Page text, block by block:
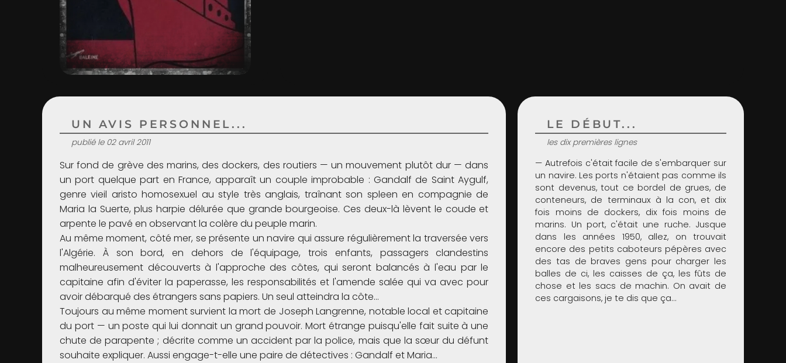
UN AVIS PERSONNEL...
publié le 02 avril 2011
Sur fond de grève des marins, des dockers, des routiers — un mouvement plutôt dur — dans
un port quelque part en France, apparaît un couple improbable : Gandalf de Saint Aygulf,
genre vieil aristo homosexuel au style très anglais, traînant son spleen en compagnie de
Maria la Suerte, plus harpie délurée que grande bourgeoise. Ces deux-là lèvent le coude et
arpente le pavé en observant la colère du peuple marin.
Au même moment, côté mer, se présente un navire qui assure régulièrement la traversée vers
l'Algérie. À son bord, en dehors de l'équipage, trois enfants, passagers clandestins
malheureusement découverts à l'approche des côtes, qui seront balancés à l'eau par le
capitaine afin d'éviter la paperasse, les responsabilités et l'amende salée qui va avec pour
avoir débarqué des étrangers sans papiers. Un seul atteindra la côte…
Toujours au même moment survient la mort de Joseph Langrenne, notable local et capitaine
du port — un poste qui lui donnait un grand pouvoir. Mort étrange puisqu'elle fait suite à une
chute de parapente ; décrite comme un accident par la police, mais que la sœur du défunt
souhaite expliquer. Aussi engage-t-elle une paire de détectives : Gandalf et Maria…
LE DÉBUT...
les dix premières lignes
— Autrefois c'était facile de s'embarquer sur
un navire. Les ports n'étaient pas comme ils
sont devenus, tout ce bordel de grues, de
conteneurs, de terminaux à la con, et dix
fois moins de dockers, dix fois moins de
marins. Un port, c'était une ruche. Jusque
dans les années 1950, allez, on trouvait
encore des petits caboteurs pépères avec
des tas de braves gens pour charger les
balles de ci, les caisses de ça, les fûts de
chose et les sacs de machin. On avait de
ces cargaisons, je te dis que ça…